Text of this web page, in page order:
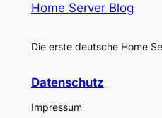
Home Server Blog
Die erste deutsche Home
Datenschutz
Impressum